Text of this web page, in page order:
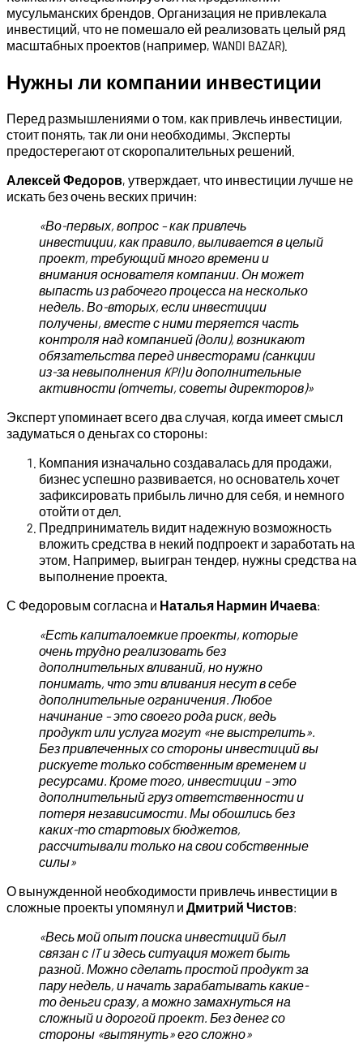
мусульманских брендов. Организация не привлекала
инвестиций, что не помешало ей реализовать целый ряд
масштабных проектов (например, WANDI BAZAR).
Нужны ли компании инвестиции
Перед размышлениями о том, как привлечь инвестиции,
стоит понять, так ли они необходимы. Эксперты
предостерегают от скоропалительных решений.
Алексей Федоров, утверждает, что инвестиции лучше не
искать без очень веских причин:
«Во-первых, вопрос – как привлечь
инвестиции, как правило, выливается в целый
проект, требующий много времени и
внимания основателя компании. Он может
выпасть из рабочего процесса на несколько
недель. Во-вторых, если инвестиции
получены, вместе с ними теряется часть
контроля над компанией (доли), возникают
обязательства перед инвесторами (санкции
из-за невыполнения KPI) и дополнительные
активности (отчеты, советы директоров)»
Эксперт упоминает всего два случая, когда имеет смысл
задуматься о деньгах со стороны:
Компания изначально создавалась для продажи,
бизнес успешно развивается, но основатель хочет
зафиксировать прибыль лично для себя, и немного
отойти от дел.
Предприниматель видит надежную возможность
вложить средства в некий подпроект и заработать на
этом. Например, выигран тендер, нужны средства на
выполнение проекта.
С Федоровым согласна и Наталья Нармин Ичаева:
«Есть капиталоемкие проекты, которые
очень трудно реализовать без
дополнительных вливаний, но нужно
понимать, что эти вливания несут в себе
дополнительные ограничения. Любое
начинание – это своего рода риск, ведь
продукт или услуга могут «не выстрелить».
Без привлеченных со стороны инвестиций вы
рискуете только собственным временем и
ресурсами. Кроме того, инвестиции – это
дополнительный груз ответственности и
потеря независимости. Мы обошлись без
каких-то стартовых бюджетов,
рассчитывали только на свои собственные
силы»
О вынужденной необходимости привлечь инвестиции в
сложные проекты упомянул и Дмитрий Чистов:
«Весь мой опыт поиска инвестиций был
связан с ITи здесь ситуация может быть
разной. Можно сделать простой продукт за
пару недель, и начать зарабатывать какие-
то деньги сразу, а можно замахнуться на
сложный и дорогой проект. Без денег со
стороны «вытянуть» его сложно»